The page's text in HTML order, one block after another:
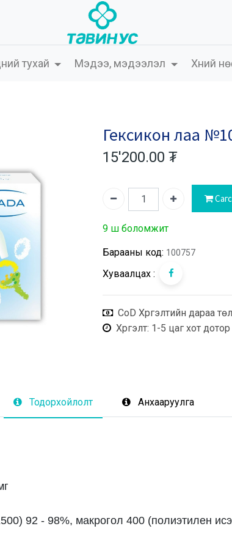
тухай Мэдээ, мэдээлэл Хүний
Гексикон лаа
15'200.00 ₮
9 ш боломжит
Барааны код: 100757
Хуваалцах :
CoD Хүргэлтийн дараа
Хүргэлт: 1-5 цаг хот дотор
Тодорхойлолт Анхааруулга
92 - 98%, макрогол 400 (полиэтилен